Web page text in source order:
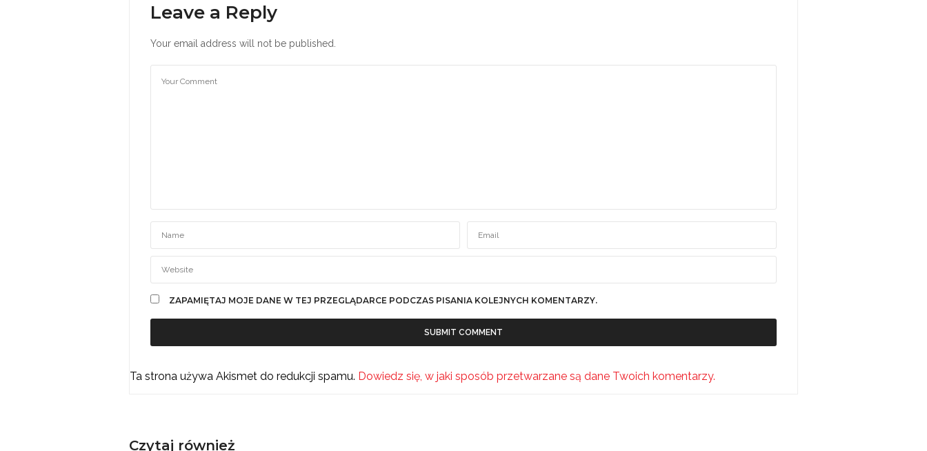
Leave a Reply
Your email address will not be published.
ZAPAMIĘTAJ MOJE DANE W TEJ PRZEGLĄDARCE PODCZAS PISANIA KOLEJNYCH KOMENTARZY.
Ta strona używa Akismet do redukcji spamu. Dowiedz się, w jaki sposób przetwarzane są dane Twoich komentarzy.
Czytaj również